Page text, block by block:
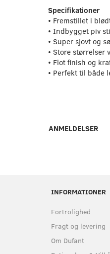
Specifikationer
• Fremstillet i
• Indbygget piv
• Super sjovt og
• Store størrelser
• Flot finish og
• Perfekt til både
ANMELDELSER
INFORMATIONER
Fortrolighed
Fragt og levering
Om Dufant